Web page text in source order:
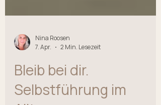
Nina Roosen
7. Apr.
2 Min. Lesezeit